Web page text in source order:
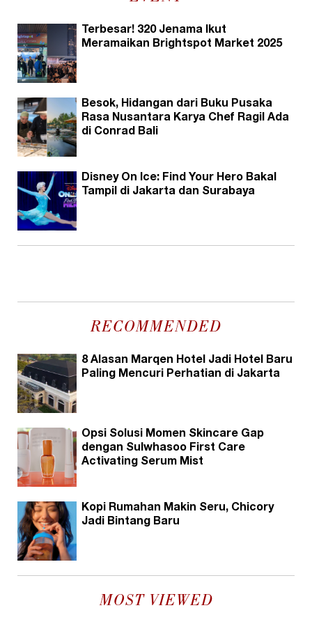
Terbesar! 320 Jenama Ikut
Meramaikan Brightspot Market 2025
Besok, Hidangan dari Buku Pusaka
Rasa Nusantara Karya Chef Ragil Ada
di Conrad Bali
Disney On Ice: Find Your Hero Bakal
Tampil di Jakarta dan Surabaya
RECOMMENDED
8 Alasan Marqen Hotel Jadi Hotel Baru
Paling Mencuri Perhatian di Jakarta
Opsi Solusi Momen Skincare Gap
dengan Sulwhasoo First Care
Activating Serum Mist
Kopi Rumahan Makin Seru, Chicory
Jadi Bintang Baru
MOST VIEWED